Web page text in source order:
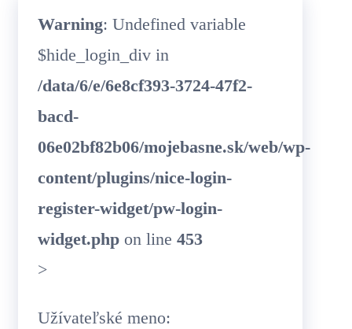
Warning: Undefined variable
$hide_login_div in
/data/6/e/6e8cf393-3724-47f2-
bacd-
06e02bf82b06/mojebasne.sk/web/wp-
content/plugins/nice-login-
register-widget/pw-login-
widget.php on line 453
>
Užívateľské meno: